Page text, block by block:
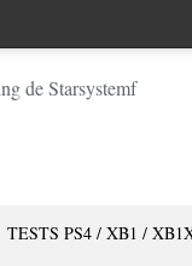
TESTS PS4 / XB1 /